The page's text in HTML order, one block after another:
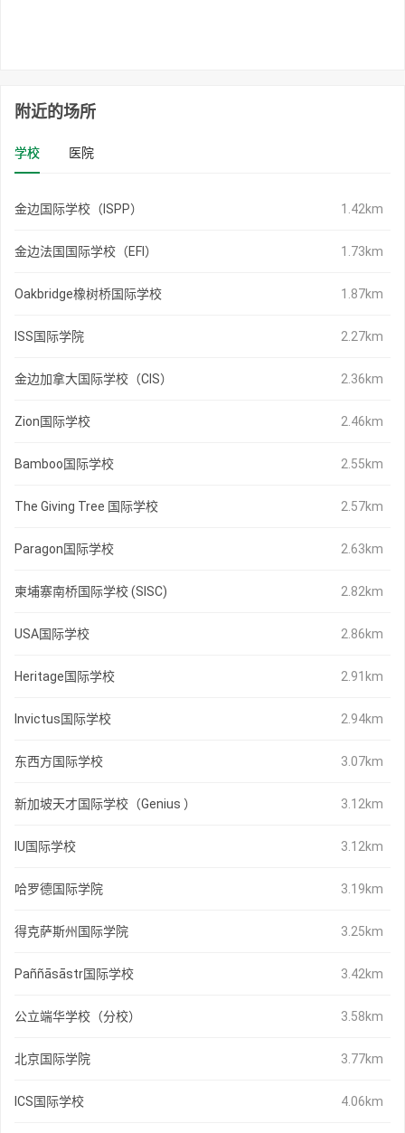
附近的场所
学校 医院
金边国际学校（ISPP） 1.42km
金边法国国际学校（EFI） 1.73km
Oakbridge橡树桥国际学校 1.87km
ISS国际学院 2.27km
金边加拿大国际学校（CIS） 2.36km
Zion国际学校 2.46km
Bamboo国际学校 2.55km
The Giving Tree 国际学校 2.57km
Paragon国际学校 2.63km
柬埔寨南桥国际学校 (SISC) 2.82km
USA国际学校 2.86km
Heritage国际学校 2.91km
Invictus国际学校 2.94km
东西方国际学校 3.07km
新加坡天才国际学校（Genius ） 3.12km
IU国际学校 3.12km
哈罗德国际学院 3.19km
得克萨斯州国际学院 3.25km
Paññāsāstr国际学校 3.42km
公立端华学校（分校） 3.58km
北京国际学院 3.77km
ICS国际学校 4.06km